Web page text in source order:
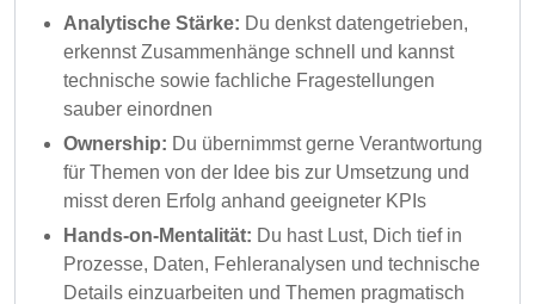
Analytische Stärke: Du denkst datengetrieben,
erkennst Zusammenhänge schnell und kannst
technische sowie fachliche Fragestellungen
sauber einordnen
Ownership: Du übernimmst gerne Verantwortung
für Themen von der Idee bis zur Umsetzung und
misst deren Erfolg anhand geeigneter KPIs
Hands-on-Mentalität: Du hast Lust, Dich tief in
Prozesse, Daten, Fehleranalysen und technische
Details einzuarbeiten und Themen pragmatisch